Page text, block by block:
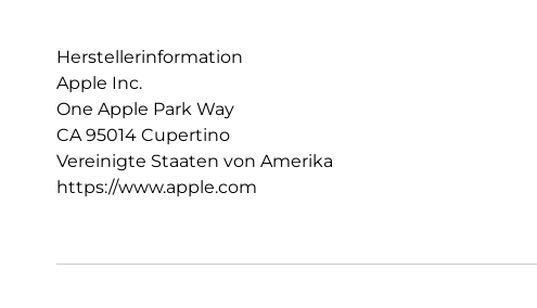
Herstellerinformation
Apple Inc.
One Apple Park Way
CA 95014 Cupertino
Vereinigte Staaten von Amerika
https://www.apple.com